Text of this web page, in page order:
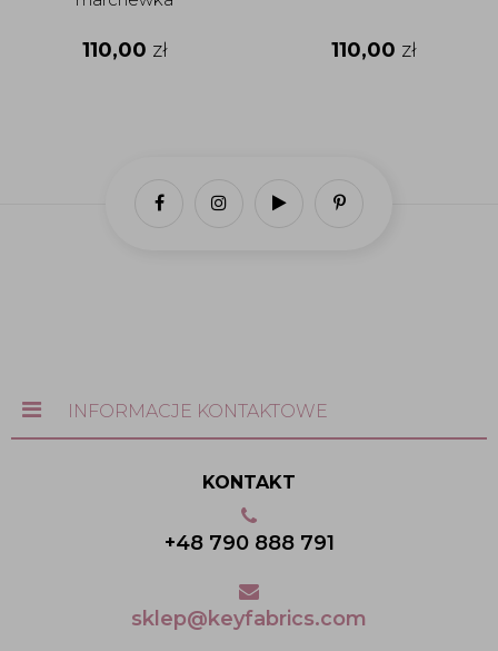
110,00 zł 110,00 zł
INFORMACJE KONTAKTOWE
KONTAKT
+48 790 888 791
sklep@keyfabrics.com